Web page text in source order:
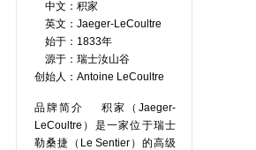
中文： 积家
英文： Jaeger-LeCoultre
始于： 1833年
源于： 瑞士汝山谷
创始人： Antoine LeCoultre
品牌简介 积家（Jaeger-
LeCoultre）是一家位于瑞士
勒桑捷（Le Sentier）的高级